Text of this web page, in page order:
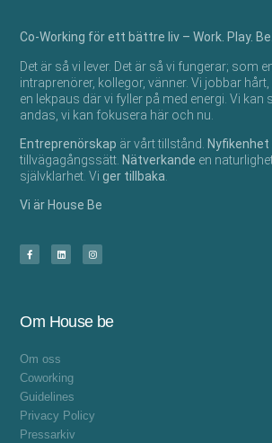
Co-Working för ett bättre liv – Work. Play. Be.
Det är så vi lever. Det är så vi fungerar; som
intraprenörer, kollegor, vänner.​ Vi jobbar
en lekpaus där vi fyller på med energi. Vi kan
andas, vi kan fokusera här och nu.​
Entreprenörskap är vårt tillstånd. Nyfikenhet
tillvägagångssätt. Nätverkande en
självklarhet. Vi ger tillbaka
Vi är House Be
Om House be
Om oss
Coworking
Guidelines
Privacy Policy
Pressarkiv